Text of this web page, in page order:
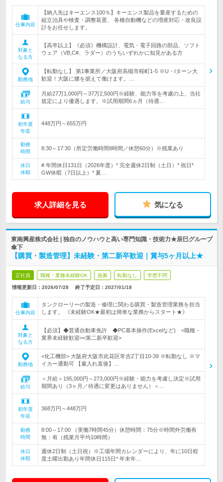
仕事内容
【納入先はキーエンス100％】キーエンス製品を量産するための
組立治具や検査・調整装置、 各種自動機などの増産対応・改良設
計をお任せします。
対象と
なる方
【高卒以上】《必須》機構設計、電気・電子回路の部品、ソフト
ウェア（VB,C#、ラダー）のうちいずれかに知見がある方
勤務地
【転勤なし】 第1事業所／大阪府高槻市桜町1-5 ※U・Iターン大
歓迎！大阪に腰を据えて働けます。…
給与
月給27万1,000円～37万2,500円※経験、能力等を考慮の上、当社
規定により優遇します。※試用期間6ヵ月（待遇…
初年度
年収
448万円～655万円
勤務
時間
8:30～17:30（所定労働時間8時間／休憩60分）※残業あり
休日
休暇
# 年間休日131日（2026年度）* 完全週休2日制（土日）* 祝日*
GW休暇（7日以上）* 夏…
求人詳細を見る 気になる
東南興産株式会社 | 独自のノウハウと高い専門知識・技術力★辰巳グループ
傘下
【購買・製造管理】未経験・第二新卒歓迎｜賞与5ヶ月以上★
正社員 職種・業種未経験OK 急募 転勤なし 学歴不問
情報更新日：2026/07/28 終了予定日： 2027/01/18
仕事内容
タンクローリーの製造・修理に関わる購買・製造管理業務を担当
します。 《未経験OK★最初は簡単な業務からスタート★》
対象と
なる方
【必須】◆普通自動車免許 ◆PC基本操作(Excelなど) <職種・
業界未経験歓迎><第二新卒歓迎>
勤務地
<化工機部> 大阪府大阪市此花区常吉2丁目10-39 ※転勤なし ※マ
イカー通勤可 【雇入れ直後】…
給与
＜月給＞195,000円～273,000円※経験・能力を考慮し決定※試用
期間あり（3ヶ月／待遇に変更はありません）＜…
初年度
年収
368万円～448万円
勤務
時間
8:00～17:00 （実働7時間45分）休憩時間：75分※時間外労働有
無：有（残業月平均10時間）
休日
休暇
週休2日制（土日祝）※工場年間カレンダーにより、年に10日程
度土曜出勤あり年間休日115日* 年末年…